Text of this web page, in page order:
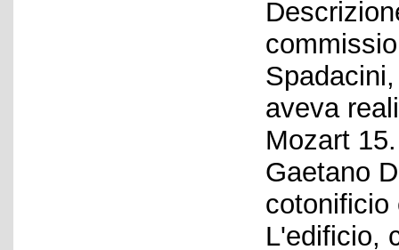
aveva
Mozart
Gaetano
cotonificio
L'edificio,